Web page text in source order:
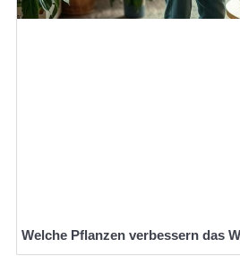
Welche Pflanzen verbessern das